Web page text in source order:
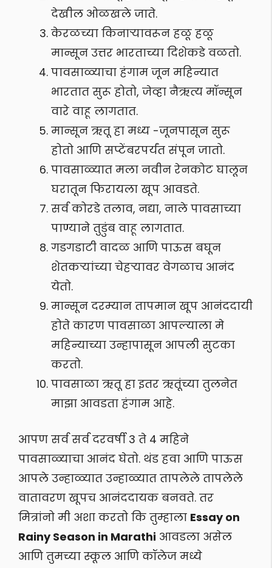
देखील ओळखले जाते.
केरळच्या किनाऱ्यावरून हळू हळू
मान्सून उत्तर भारताच्या दिशेकडे वळतो.
पावसाळ्याचा हंगाम जून महिन्यात
भारतात सुरू होतो, जेव्हा नैऋत्य मॉन्सून
वारे वाहू लागतात.
मान्सून ऋतू हा मध्य -जूनपासून सुरू
होतो आणि सप्टेंबरपर्यंत संपून जातो.
पावसाळ्यात मला नवीन रेनकोट घालून
घरातून फिरायला खूप आवडते.
सर्व कोरडे तलाव, नद्या, नाले पावसाच्या
पाण्याने तुडुंब वाहू लागतात.
गडगडाटी वादळ आणि पाऊस बघून
शेतकर्‍यांच्या चेहऱ्यावर वेगळाच आनंद
येतो.
मान्सून दरम्यान तापमान खूप आनंददायी
होते कारण पावसाळा आपल्याला मे
महिन्याच्या उन्हापासून आपली सुटका
करतो.
पावसाळा ऋतू हा इतर ऋतूंच्या तुलनेत
माझा आवडता हंगाम आहे.
आपण सर्व सर्व दरवर्षी 3 ते 4 महिने
पावसाळ्याचा आनंद घेतो. थंड हवा आणि पाऊस
आपले उन्हाळ्यात उन्हाळ्यात तापलेले तापलेले
वातावरण खूपच आनंददायक बनवते. तर
मित्रांनो मी अशा करतो कि तुम्हाला Essay on
Rainy Season in Marathi आवडला असेल
आणि तुमच्या स्कूल आणि कॉलेज मध्ये